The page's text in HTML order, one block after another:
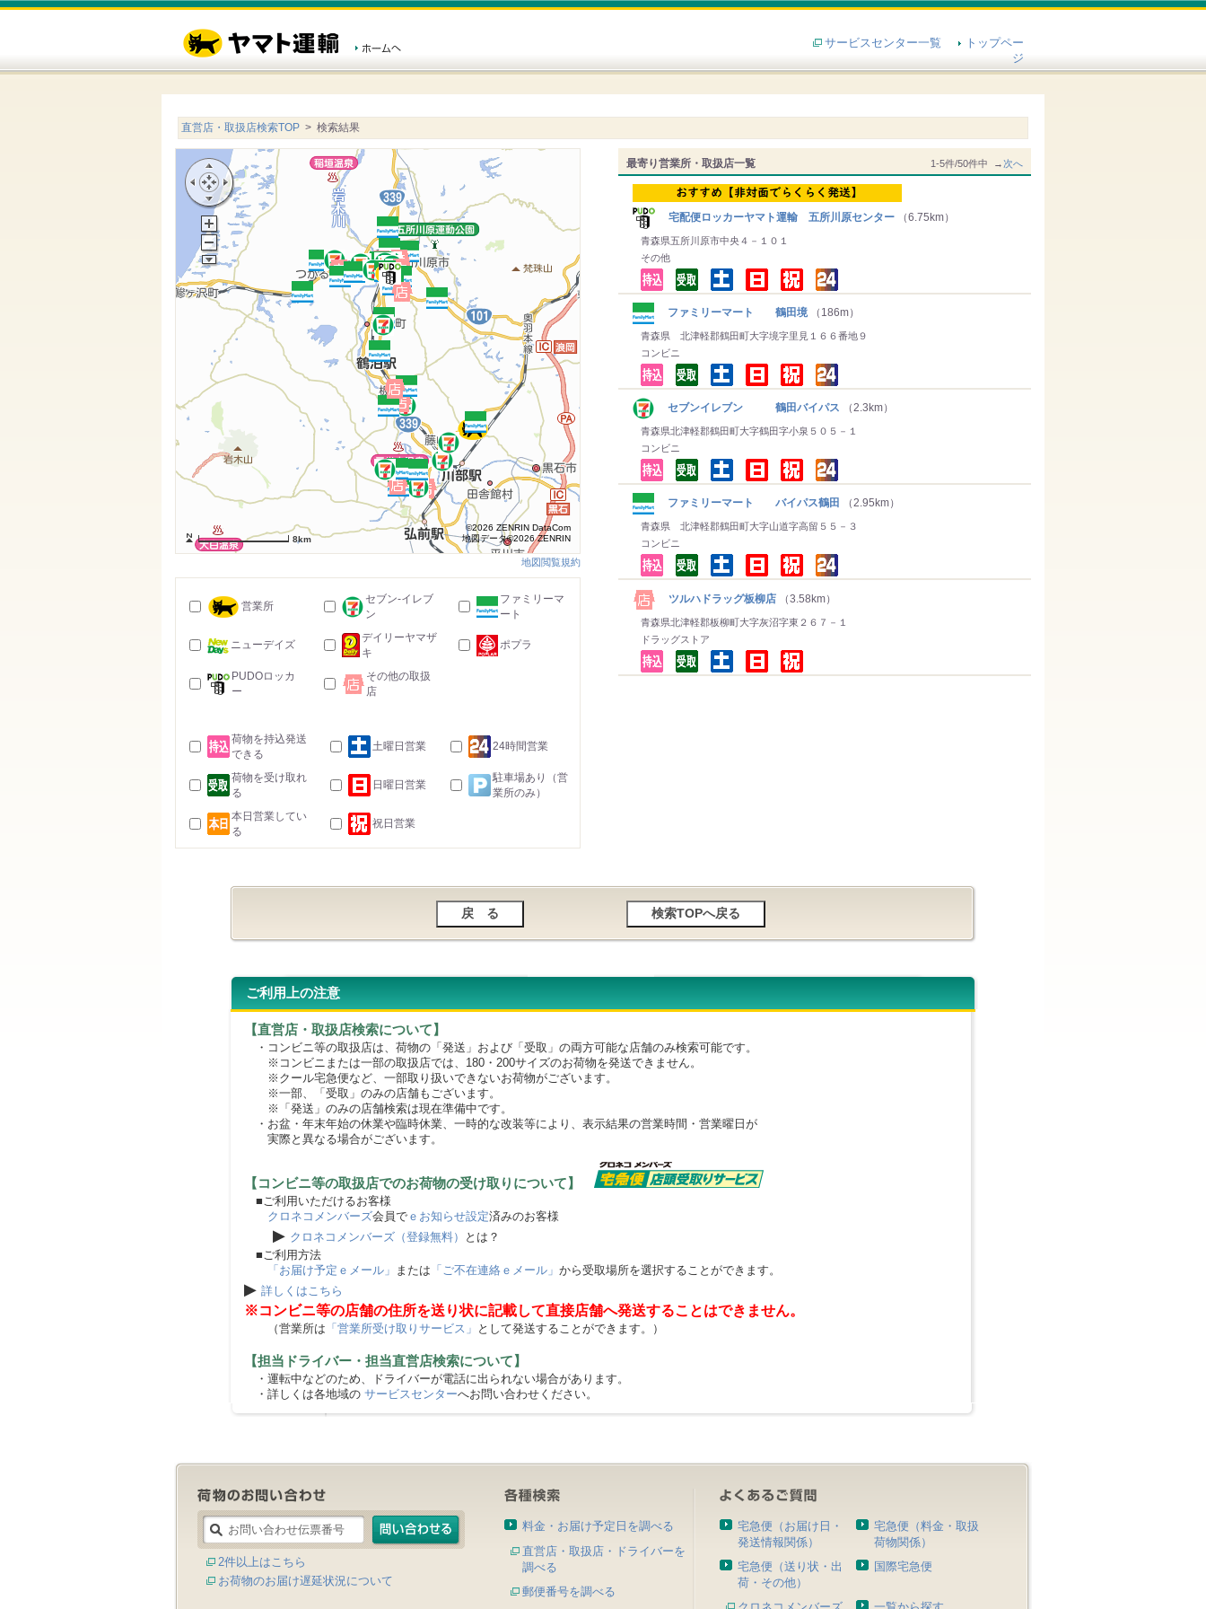
サービスセンター一覧
トップペー
ジ
直営店・取扱店検索TOP > 検索結果
最寄り営業所・取扱店一覧 1-5件/50件中 →次へ
宅配便ロッカーヤマト運輸 五所川原センター （6.75km）
青森県五所川原市中央４－１０１
その他
ファミリーマート 鶴田境 （186m）
青森県 北津軽郡鶴田町大字境字里見１６６番地９
コンビニ
セブンイレブン 鶴田バイパス （2.3km）
青森県北津軽郡鶴田町大字鶴田字小泉５０５－１
コンビニ
ファミリーマート バイパス鶴田 （2.95km）
青森県 北津軽郡鶴田町大字山道字高留５５－３
コンビニ
ツルハドラッグ板柳店 （3.58km）
青森県北津軽郡板柳町大字灰沼字東２６７－１
ドラッグストア
8km
©2026 ZENRIN DataCom
地図データ©2026 ZENRIN
地図閲覧規約
営業所
セブン-イレブ
ン
ファミリーマ
ート
ニューデイズ
デイリーヤマザ
キ
ポプラ
PUDOロッカ
ー
その他の取扱
店
荷物を持込発送
できる
土曜日営業 24時間営業
荷物を受け取れ
る
日曜日営業
駐車場あり（営
業所のみ）
本日営業してい
る
祝日営業
ご利用上の注意
【直営店・取扱店検索について】
・コンビニ等の取扱店は、荷物の「発送」および「受取」の両方可能な店舗のみ検索可能です。
※コンビニまたは一部の取扱店では、180・200サイズのお荷物を発送できません。
※クール宅急便など、一部取り扱いできないお荷物がございます。
※一部、「受取」のみの店舗もございます。
※「発送」のみの店舗検索は現在準備中です。
・お盆・年末年始の休業や臨時休業、一時的な改装等により、表示結果の営業時間・営業曜日が
実際と異なる場合がございます。
【コンビニ等の取扱店でのお荷物の受け取りについて】
■ご利用いただけるお客様
クロネコメンバーズ会員で ｅお知らせ設定済みのお客様
▶ クロネコメンバーズ（登録無料）
とは？
■ご利用方法
「お届け予定ｅメール」 または 「ご不在連絡ｅメール」 から受取場所を選択することができます。
▶ 詳しくはこちら
※コンビニ等の店舗の住所を送り状に記載して直接店舗へ発送することはできません。
（営業所は 「営業所受け取りサービス」 として発送することができます。）
【担当ドライバー・担当直営店検索について】
・運転中などのため、ドライバーが電話に出られない場合があります。
・詳しくは各地域の サービスセンターへお問い合わせください。
2件以上はこちら
お荷物のお届け遅延状況について
料金・お届け予定日を調べる
直営店・取扱店・ドライバーを
調べる
郵便番号を調べる
宅急便（お届け日・
発送情報関係）
宅急便（料金・取扱
荷物関係）
宅急便（送り状・出
荷・その他）
国際宅急便